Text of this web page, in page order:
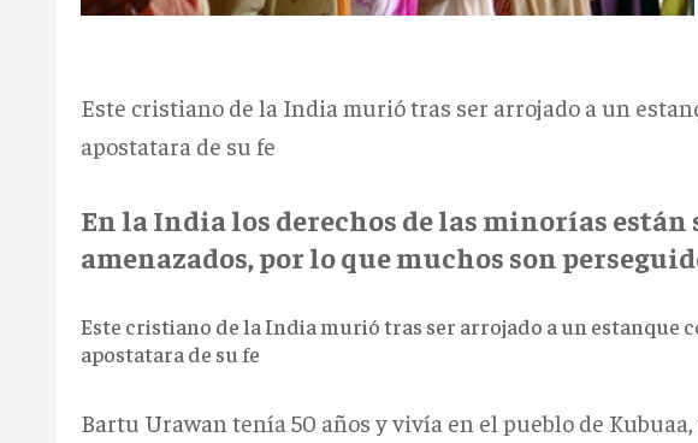
Este cristiano de la India murió tras ser arrojado a un
apostatara de su fe
En la India los derechos de las minorías
amenazados, por lo que muchos son
Este cristiano de la India murió tras ser arrojado a un estanque
apostatara de su fe
Bartu Urawan tenía 50 años y vivía en el pueblo de